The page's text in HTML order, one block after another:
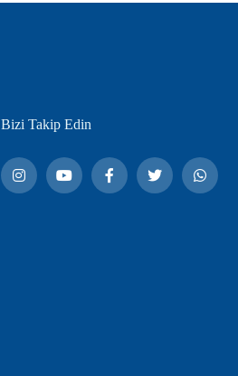
Bizi Takip Edin